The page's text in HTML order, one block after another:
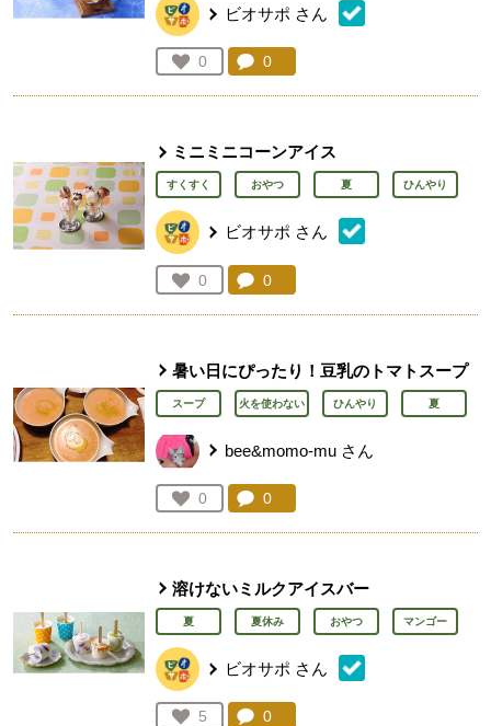
ビオサポ さん
お気に入り登録：
0
人が登録
コメント：
0
ミニミニコーンアイス
すくすく おやつ 夏 ひんやり
ビオサポ さん
お気に入り登録：
0
人が登録
コメント：
0
暑い日にぴったり！豆乳のトマトスープ
スープ 火を使わない ひんやり 夏
bee&momo-mu さん
お気に入り登録：
0
人が登録
コメント：
0
溶けないミルクアイスバー
夏 夏休み おやつ マンゴー
ビオサポ さん
お気に入り登録：
5
コメント：
0